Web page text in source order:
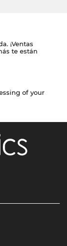
¡Ventas
te están
of your